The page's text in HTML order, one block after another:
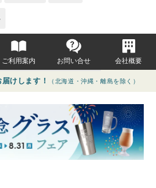
ンから選ぶ
ぶ
ご利用案内 お問い合せ
る質問
会社概要
ます！（北海道・沖縄・離島を除く）